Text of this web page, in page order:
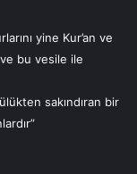
yine Kur’an ve
ve bu vesile ile
sakındıran bir